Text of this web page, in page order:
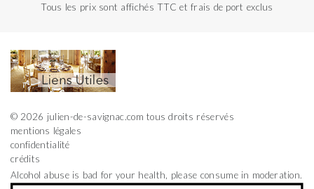
Tous les prix sont affichés TTC et frais de port exclus
© 2026 julien-de-savignac.com tous droits réservés
mentions légales
confidentialité
crédits
Alcohol abuse is bad for your health, please consume in moderation.